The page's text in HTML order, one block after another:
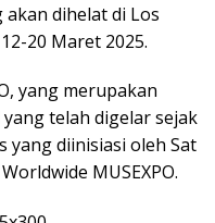
akan dihelat di Los
20 Maret 2025.
yang merupakan
telah digelar sejak
yang diinisiasi oleh Sat
MUSEXPO.